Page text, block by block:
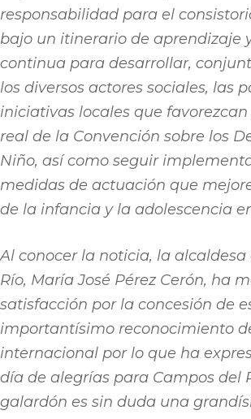
responsabilidad para el
bajo un itinerario de aprendizaje
continua para desarrollar,
los diversos actores sociales, las
iniciativas locales que
real de la Convención sobre los
Niño, así como seguir
medidas de actuación que
de la infancia y la adolescencia
Al conocer la noticia, la alcaldesa
Río, María José Pérez Cerón, ha
satisfacción por la concesión de
importantísimo reconocimiento
internacional por lo que ha
día de alegrías para Campos del
galardón es sin duda una